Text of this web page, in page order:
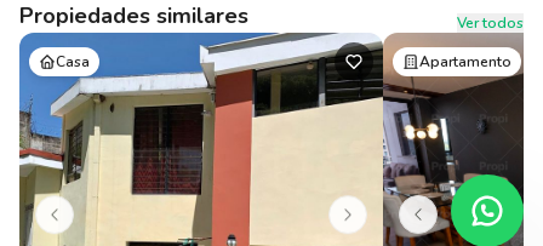
Propiedades similares
Ver todos
Casa
Apartamento